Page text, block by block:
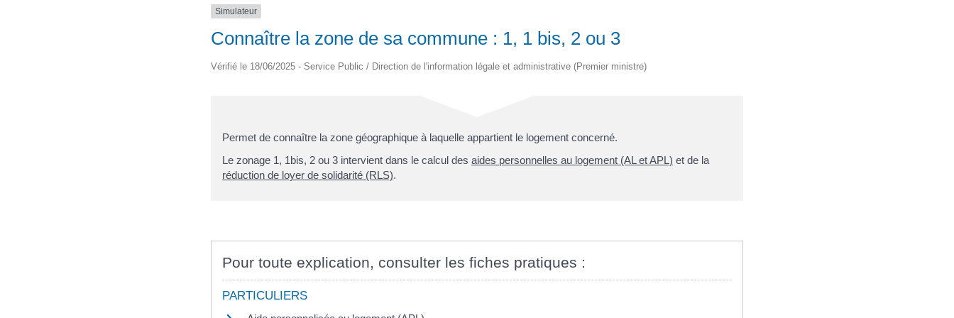
Simulateur
Connaître la zone de sa commune : 1, 1 bis, 2 ou 3
Vérifié le 18/06/2025 - Service Public / Direction de l'information légale et administrative (Premier ministre)
Permet de connaître la zone géographique à laquelle appartient le logement concerné.
Le zonage 1, 1bis, 2 ou 3 intervient dans le calcul des aides personnelles au logement (AL et APL) et de la
réduction de loyer de solidarité (RLS).
Pour toute explication, consulter les fiches pratiques :
PARTICULIERS